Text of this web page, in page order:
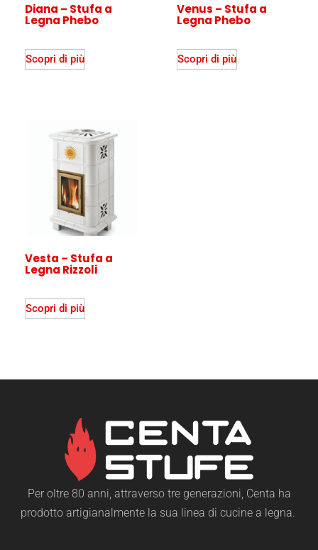
Diana – Stufa a
Legna Phebo
Scopri di più
Venus – Stufa a
Legna Phebo
Scopri di più
Vesta – Stufa a
Legna Rizzoli
Scopri di più
Per oltre 80 anni, attraverso tre generazioni, Centa ha
prodotto artigianalmente la sua linea di cucine a legna.